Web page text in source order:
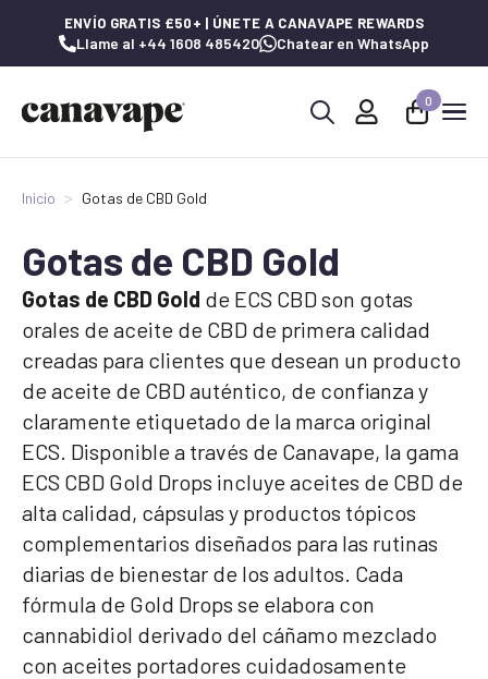
ENVÍO GRATIS £50+ | ÚNETE A CANAVAPE REWARDS
Llame al +44 1608 485420 Chatear en WhatsApp
0
Inicio Gotas de CBD Gold
Gotas de CBD Gold
Gotas de CBD Gold de ECS CBD son gotas
orales de aceite de CBD de primera calidad
creadas para clientes que desean un producto
de aceite de CBD auténtico, de confianza y
claramente etiquetado de la marca original
ECS. Disponible a través de Canavape, la gama
ECS CBD Gold Drops incluye aceites de CBD de
alta calidad, cápsulas y productos tópicos
complementarios diseñados para las rutinas
diarias de bienestar de los adultos. Cada
fórmula de Gold Drops se elabora con
cannabidiol derivado del cáñamo mezclado
con aceites portadores cuidadosamente